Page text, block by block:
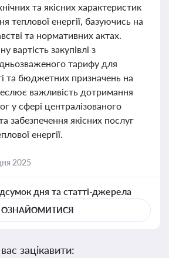
та якісних характеристик
теплової енергії, базуючись на
та нормативних актах.
вартість закупівлі з
тарифу для
та бюджетних призначень на
важливість дотримання
у сфері централізованого
забезпечення якісних послуг
енергії.
2025
дня та статті-джерела
ОЗНАЙОМИТИСЯ
зацікавити: